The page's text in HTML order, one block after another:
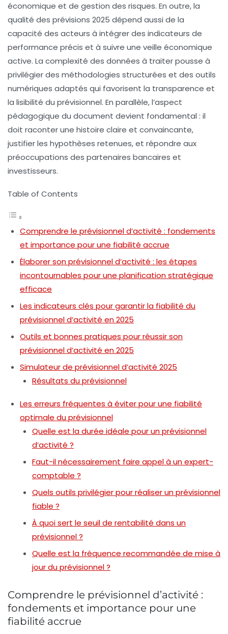
économique et de gestion des risques. En outre, la
qualité des prévisions 2025 dépend aussi de la
capacité des acteurs à intégrer des indicateurs de
performance précis et à suivre une veille économique
active. La complexité des données à traiter pousse à
privilégier des méthodologies structurées et des outils
numériques adaptés qui favorisent la transparence et
la lisibilité du prévisionnel. En parallèle, l’aspect
pédagogique du document devient fondamental : il
doit raconter une histoire claire et convaincante,
justifier les hypothèses retenues, et répondre aux
préoccupations des partenaires bancaires et
investisseurs.
Table of Contents
Comprendre le prévisionnel d’activité : fondements
et importance pour une fiabilité accrue
Élaborer son prévisionnel d’activité : les étapes
incontournables pour une planification stratégique
efficace
Les indicateurs clés pour garantir la fiabilité du
prévisionnel d’activité en 2025
Outils et bonnes pratiques pour réussir son
prévisionnel d’activité en 2025
Simulateur de prévisionnel d’activité 2025
Résultats du prévisionnel
Les erreurs fréquentes à éviter pour une fiabilité
optimale du prévisionnel
Quelle est la durée idéale pour un prévisionnel
d’activité ?
Faut-il nécessairement faire appel à un expert-
comptable ?
Quels outils privilégier pour réaliser un prévisionnel
fiable ?
À quoi sert le seuil de rentabilité dans un
prévisionnel ?
Quelle est la fréquence recommandée de mise à
jour du prévisionnel ?
Comprendre le prévisionnel d’activité :
fondements et importance pour une
fiabilité accrue